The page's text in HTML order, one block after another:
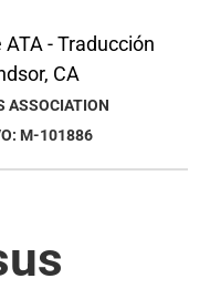
ASSOCIATION
M-101886